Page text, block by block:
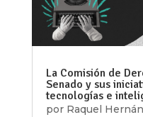
La Comisión de
Senado y sus
tecnologías e
por Raquel